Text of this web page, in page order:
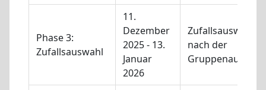
Phase 3:
Zufallsauswahl
11.
Dezember
2025 - 13.
Januar
2026
Zufallsauswahl
nach der